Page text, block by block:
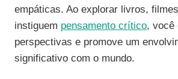
empáticas. Ao explorar livros,
instiguem pensamento crítico, você
perspectivas e promove um
significativo com o mundo.